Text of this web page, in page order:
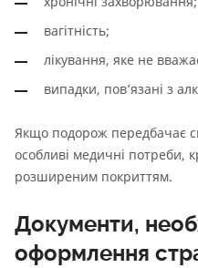
вагітність;
лікування, яке не
випадки, пов’язані з
Якщо подорож передбачає
особливі медичні потреби,
розширеним покриттям.
Документи,
оформлення